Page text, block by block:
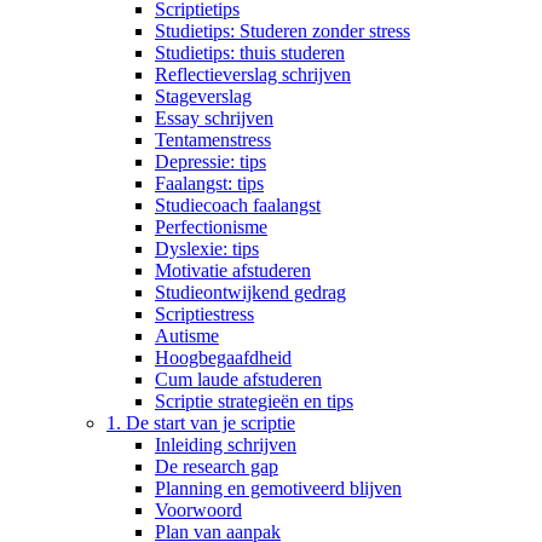
Scriptietips
Studietips: Studeren zonder stress
Studietips: thuis studeren
Reflectieverslag schrijven
Stageverslag
Essay schrijven
Tentamenstress
Depressie: tips
Faalangst: tips
Studiecoach faalangst
Perfectionisme
Dyslexie: tips
Motivatie afstuderen
Studieontwijkend gedrag
Scriptiestress
Autisme
Hoogbegaafdheid
Cum laude afstuderen
Scriptie strategieën en tips
1. De start van je scriptie
Inleiding schrijven
De research gap
Planning en gemotiveerd blijven
Voorwoord
Plan van aanpak